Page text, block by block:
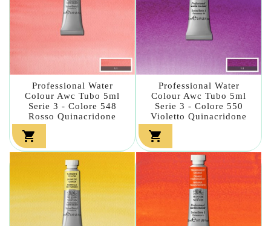
Professional Water
Colour Awc Tubo 5ml
Serie 3 - Colore 548
Rosso Quinacridone

Professional Water
Colour Awc Tubo 5ml
Serie 3 - Colore 550
Violetto Quinacridone
